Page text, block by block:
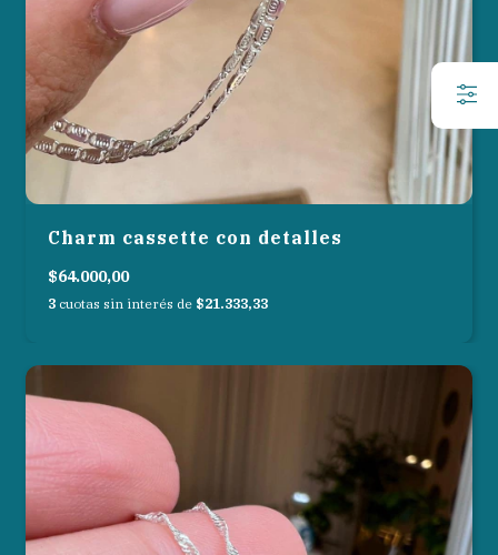
Charm cassette con detalles
$64.000,00
3 cuotas sin interés de $21.333,33